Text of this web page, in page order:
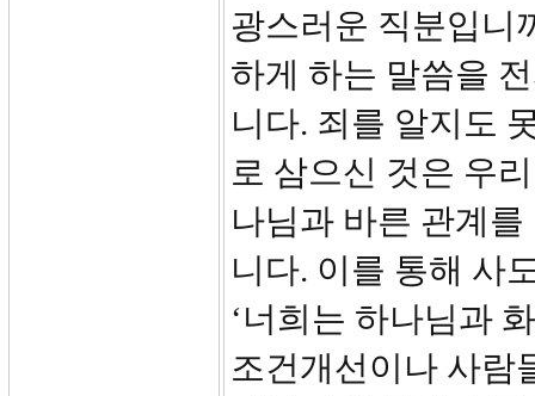
광스러운 직분입니
하게 하는 말씀을
니다. 죄를 알지도
로 삼으신 것은 우
나님과 바른 관계
니다. 이를 통해 사
‘너희는 하나님과
조건개선이나 사람